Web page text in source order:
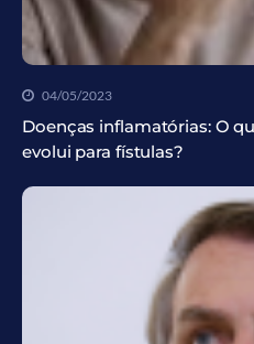
04/05/2023
Doenças inflamatórias: O
evolui para fístulas?